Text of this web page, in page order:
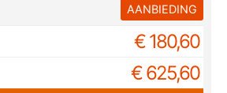
AANBIEDING
€ 180,60
€ 625,60